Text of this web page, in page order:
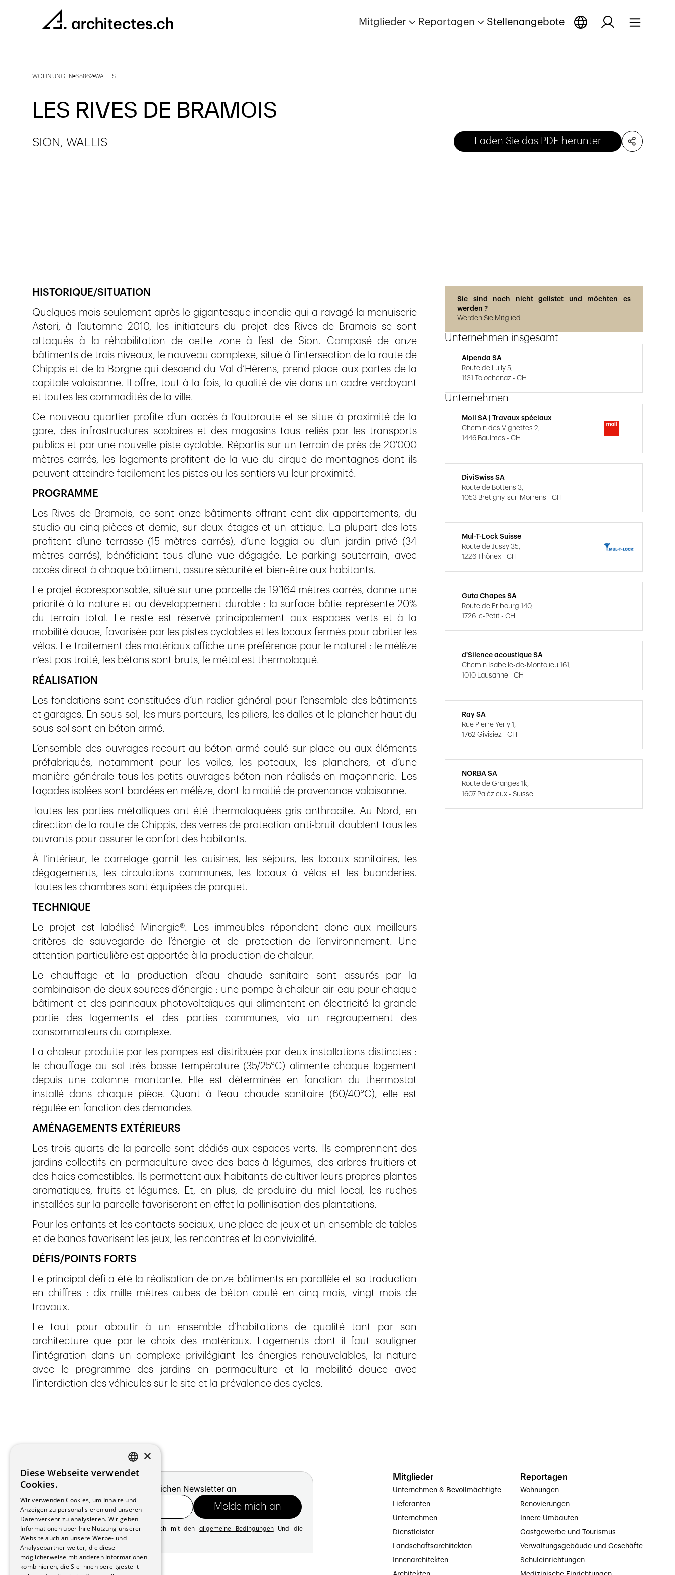
Mitglieder Reportagen Stellenangebote
WOHNUNGEN 68862 WALLIS
LES RIVES DE BRAMOIS
SION, WALLIS Laden Sie das PDF herunter
HISTORIQUE/SITUATION
Quelques mois seulement après le gigantesque incendie qui a ravagé la menuiserie
Astori, à l’automne 2010, les initiateurs du projet des Rives de Bramois se sont
attaqués à la réhabilitation de cette zone à l’est de Sion. Composé de onze
bâtiments de trois niveaux, le nouveau complexe, situé à l’intersection de la route de
Chippis et de la Borgne qui descend du Val d’Hérens, prend place aux portes de la
capitale valaisanne. Il offre, tout à la fois, la qualité de vie dans un cadre verdoyant
et toutes les commodités de la ville.
Ce nouveau quartier profite d’un accès à l’autoroute et se situe à proximité de la
gare, des infrastructures scolaires et des magasins tous reliés par les transports
publics et par une nouvelle piste cyclable. Répartis sur un terrain de près de 20'000
mètres carrés, les logements profitent de la vue du cirque de montagnes dont ils
peuvent atteindre facilement les pistes ou les sentiers vu leur proximité.
PROGRAMME
Les Rives de Bramois, ce sont onze bâtiments offrant cent dix appartements, du
studio au cinq pièces et demie, sur deux étages et un attique. La plupart des lots
profitent d’une terrasse (15 mètres carrés), d’une loggia ou d’un jardin privé (34
mètres carrés), bénéficiant tous d’une vue dégagée. Le parking souterrain, avec
accès direct à chaque bâtiment, assure sécurité et bien-être aux habitants.
Le projet écoresponsable, situé sur une parcelle de 19’164 mètres carrés, donne une
priorité à la nature et au développement durable : la surface bâtie représente 20%
du terrain total. Le reste est réservé principalement aux espaces verts et à la
mobilité douce, favorisée par les pistes cyclables et les locaux fermés pour abriter les
vélos. Le traitement des matériaux affiche une préférence pour le naturel : le mélèze
n’est pas traité, les bétons sont bruts, le métal est thermolaqué.
RÉALISATION
Les fondations sont constituées d’un radier général pour l’ensemble des bâtiments
et garages. En sous-sol, les murs porteurs, les piliers, les dalles et le plancher haut du
sous-sol sont en béton armé.
L’ensemble des ouvrages recourt au béton armé coulé sur place ou aux éléments
préfabriqués, notamment pour les voiles, les poteaux, les planchers, et d’une
manière générale tous les petits ouvrages béton non réalisés en maçonnerie. Les
façades isolées sont bardées en mélèze, dont la moitié de provenance valaisanne.
Toutes les parties métalliques ont été thermolaquées gris anthracite. Au Nord, en
direction de la route de Chippis, des verres de protection anti-bruit doublent tous les
ouvrants pour assurer le confort des habitants.
À l’intérieur, le carrelage garnit les cuisines, les séjours, les locaux sanitaires, les
dégagements, les circulations communes, les locaux à vélos et les buanderies.
Toutes les chambres sont équipées de parquet.
TECHNIQUE
Le projet est labélisé Minergie®. Les immeubles répondent donc aux meilleurs
critères de sauvegarde de l’énergie et de protection de l’environnement. Une
attention particulière est apportée à la production de chaleur.
Le chauffage et la production d’eau chaude sanitaire sont assurés par la
combinaison de deux sources d’énergie : une pompe à chaleur air-eau pour chaque
bâtiment et des panneaux photovoltaïques qui alimentent en électricité la grande
partie des logements et des parties communes, via un regroupement des
consommateurs du complexe.
La chaleur produite par les pompes est distribuée par deux installations distinctes :
le chauffage au sol très basse température (35/25°C) alimente chaque logement
depuis une colonne montante. Elle est déterminée en fonction du thermostat
installé dans chaque pièce. Quant à l’eau chaude sanitaire (60/40°C), elle est
régulée en fonction des demandes.
AMÉNAGEMENTS EXTÉRIEURS
Les trois quarts de la parcelle sont dédiés aux espaces verts. Ils comprennent des
jardins collectifs en permaculture avec des bacs à légumes, des arbres fruitiers et
des haies comestibles. Ils permettent aux habitants de cultiver leurs propres plantes
aromatiques, fruits et légumes. Et, en plus, de produire du miel local, les ruches
installées sur la parcelle favoriseront en effet la pollinisation des plantations.
Pour les enfants et les contacts sociaux, une place de jeux et un ensemble de tables
et de bancs favorisent les jeux, les rencontres et la convivialité.
DÉFIS/POINTS FORTS
Le principal défi a été la réalisation de onze bâtiments en parallèle et sa traduction
en chiffres : dix mille mètres cubes de béton coulé en cinq mois, vingt mois de
travaux.
Le tout pour aboutir à un ensemble d’habitations de qualité tant par son
architecture que par le choix des matériaux. Logements dont il faut souligner
l’intégration dans un complexe privilégiant les énergies renouvelables, la nature
avec le programme des jardins en permaculture et la mobilité douce avec
l’interdiction des véhicules sur le site et la prévalence des cycles.
Sie sind noch nicht gelistet und möchten es
werden ?
Werden Sie Mitglied
Unternehmen insgesamt
Alpenda SA
Route de Lully 5,
1131 Tolochenaz - CH
Unternehmen
Moll SA | Travaux spéciaux
Chemin des Vignettes 2,
1446 Baulmes - CH
DiviSwiss SA
Route de Bottens 3,
1053 Bretigny-sur-Morrens - CH
Mul-T-Lock Suisse
Route de Jussy 35,
1226 Thônex - CH
Guta Chapes SA
Route de Fribourg 140,
1726 le-Petit - CH
d'Silence acoustique SA
Chemin Isabelle-de-Montolieu 161,
1010 Lausanne - CH
Ray SA
Rue Pierre Yerly 1,
1762 Givisiez - CH
NORBA SA
Route de Granges 1k,
1607 Palézieux - Suisse
Melde dich für unseren monatlichen Newsletter an
Mit der Registrierung erklären Sie sich mit denallgemeine BedingungenUnd die
Datenschutzrichtlinie
Adresse:
Avenue de Longemalle 21
Mitglieder
Unternehmen & Bevollmächtigte
Lieferanten
Unternehmen
Dienstleister
Landschaftsarchitekten
Innenarchitekten
Reportagen
Wohnungen
Renovierungen
Innere Umbauten
Gastgewerbe und Tourismus
Verwaltungsgebäude und Geschäfte
Schuleinrichtungen
FRENCH
×
Diese Webseite verwendet
Cookies.
Wir verwenden Cookies, um Inhalte und
Anzeigen zu personalisieren und unseren
Datenverkehr zu analysieren. Wir geben
Informationen über Ihre Nutzung unserer
Website auch an unsere Werbe- und
Analysepartner weiter, die diese
möglicherweise mit anderen Informationen
kombinieren, die Sie ihnen bereitgestellt